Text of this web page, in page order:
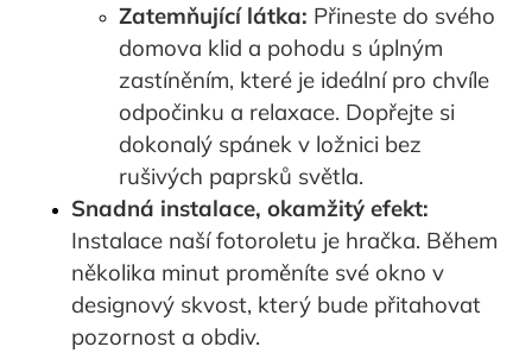
Zatemňující látka: Přineste do svého
domova klid a pohodu s úplným
zastíněním, které je ideální pro chvíle
odpočinku a relaxace. Dopřejte si
dokonalý spánek v ložnici bez
rušivých paprsků světla.
Snadná instalace, okamžitý efekt:
Instalace naší fotoroletu je hračka. Během
několika minut proměníte své okno v
designový skvost, který bude přitahovat
pozornost a obdiv.